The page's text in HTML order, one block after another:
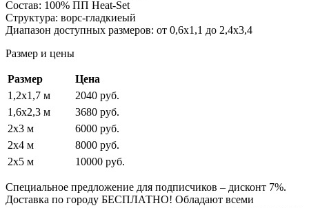
Состав: 100% ПП Heat-Set
Структура: ворс-гладкиеый
Диапазон доступных размеров: от 0,6х1,1 до 2,4х3,4
Размер и цены
Размер
Цена
1,2х1,7 м
2040 руб.
1,6х2,3 м
3680 руб.
2х3 м
6000 руб.
2х4 м
8000 руб.
2х5 м
10000 руб.
Специальное предложение для подписчиков – дисконт 7%.
Доставка по городу БЕСПЛАТНО! Обладают всеми